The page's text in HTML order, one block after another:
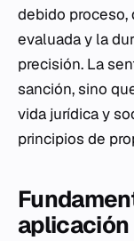
debido proceso,
evaluada y la
precisión. La
sanción, sino
vida jurídica y
principios de
aplicación